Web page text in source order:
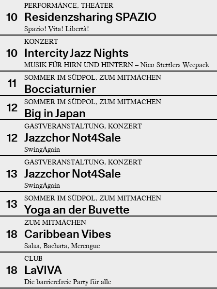
10
PERFORMANCE, THEATER
Residenzsharing SPAZIO
Spazio! Vita! Libertà!
10
KONZERT
Intercity Jazz Nights
MUSIK FÜR HIRN UND HINTERN – Nico Stettlers Weepack
11 SOMMER IM SÜDPOL, ZUM MITMACHEN
Bocciaturnier
12
SOMMER IM SÜDPOL, ZUM MITMACHEN
Big in Japan
12
GASTVERANSTALTUNG, KONZERT
Jazzchor Not4Sale
SwingAgain
13
GASTVERANSTALTUNG, KONZERT
Jazzchor Not4Sale
SwingAgain
13 SOMMER IM SÜDPOL, ZUM MITMACHEN
Yoga an der Buvette
18
ZUM MITMACHEN
Caribbean Vibes
Salsa, Bachata, Merengue
18
CLUB
LaVIVA
Die barrierefreie Party für alle